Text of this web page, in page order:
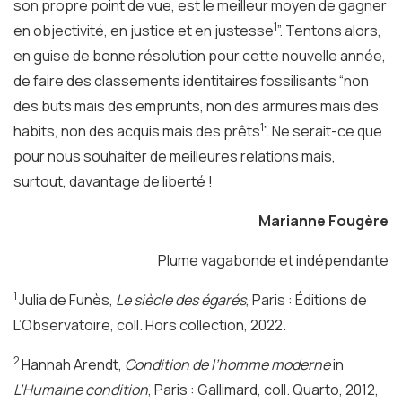
son propre point de vue, est le meilleur moyen de gagner
en objectivité, en justice et en justesse1”. Tentons alors,
en guise de bonne résolution pour cette nouvelle année,
de faire des classements identitaires fossilisants “non
des buts mais des emprunts, non des armures mais des
habits, non des acquis mais des prêts1”. Ne serait-ce que
pour nous souhaiter de meilleures relations mais,
surtout, davantage de liberté !
Marianne Fougère
Plume vagabonde et indépendante
1Julia de Funès, Le siècle des égarés, Paris : Éditions de
L’Observatoire, coll. Hors collection, 2022.
2Hannah Arendt, Condition de l’homme modernein
L’Humaine condition, Paris : Gallimard, coll. Quarto, 2012,